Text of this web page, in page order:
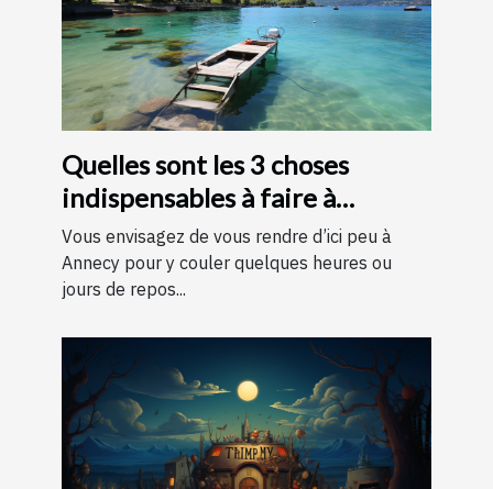
Quelles sont les 3 choses
indispensables à faire à
Annecy ?
Vous envisagez de vous rendre d’ici peu à
Annecy pour y couler quelques heures ou
jours de repos...